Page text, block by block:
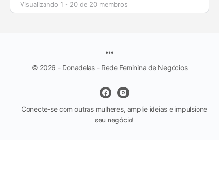
Visualizando 1 - 20 de 20 membros
© 2026 - Donadelas - Rede Feminina de Negócios
Conecte-se com outras mulheres, amplie ideias e impulsione
seu negócio!